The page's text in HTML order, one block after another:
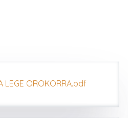
LEGE OROKORRA.pdf